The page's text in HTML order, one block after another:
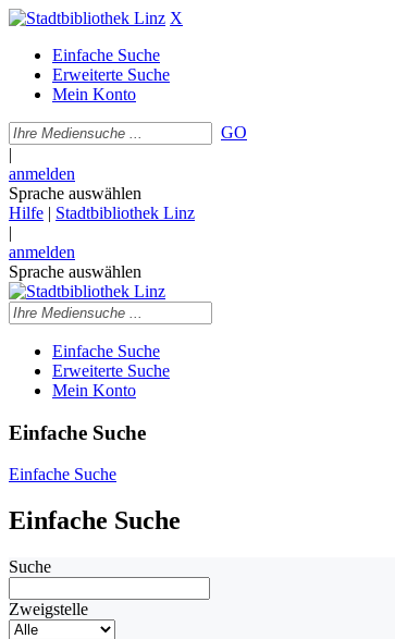
X
Einfache Suche
Erweiterte Suche
Mein Konto
GO
|
anmelden
Sprache auswählen
Hilfe | Stadtbibliothek Linz
|
anmelden
Sprache auswählen
Einfache Suche
Erweiterte Suche
Mein Konto
Einfache Suche
Einfache Suche
Einfache Suche
Suche
Zweigstelle